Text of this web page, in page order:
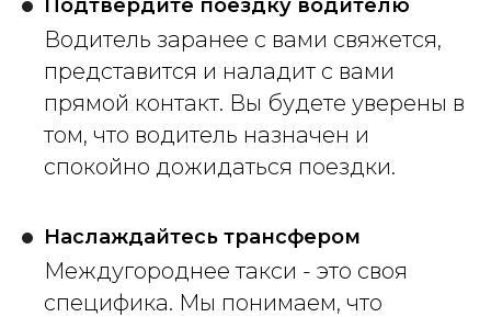
Подтвердите поездку водителю
Водитель заранее с вами свяжется,
представится и наладит с вами
прямой контакт. Вы будете уверены в
том, что водитель назначен и
спокойно дожидаться поездки.
Наслаждайтесь трансфером
Междугороднее такси - это своя
специфика. Мы понимаем, что